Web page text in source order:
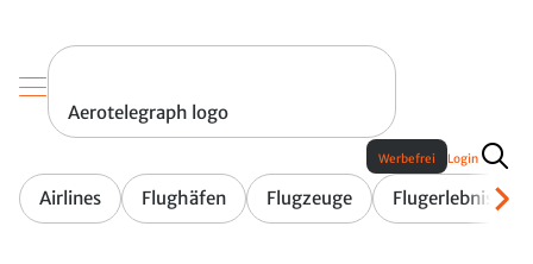
Aerotelegraph logo
Airlines Flughäfen Flugzeuge Flugerlebnis
Werbefrei Login